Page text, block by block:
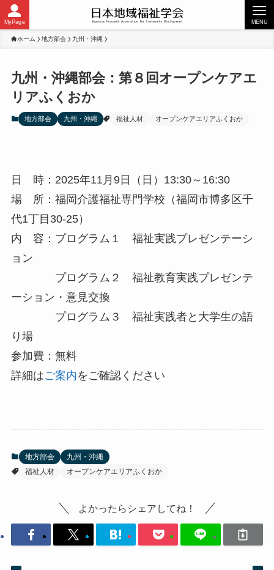
MyPage MENU
ホーム 地方部会 九州・沖縄
九州・沖縄部会：第８回オープンケアエ
リアふくおか
地方部会 九州・沖縄 福祉人材 オープンケアエリアふくおか
日 時：2025年11月9日（日）13:30～16:30
場 所：福岡介護福祉専門学校（福岡市博多区千
代1丁目30-25）
内 容：プログラム１ 福祉実践プレゼンテーシ
ョン
プログラム２ 福祉教育実践プレゼンテ
ーション・意見交換
プログラム３ 福祉実践者と大学生の語
り場
参加費：無料
詳細はご案内をご確認ください
地方部会
九州・沖縄
福祉人材
オープンケアエリアふくおか
よかったらシェアしてね！